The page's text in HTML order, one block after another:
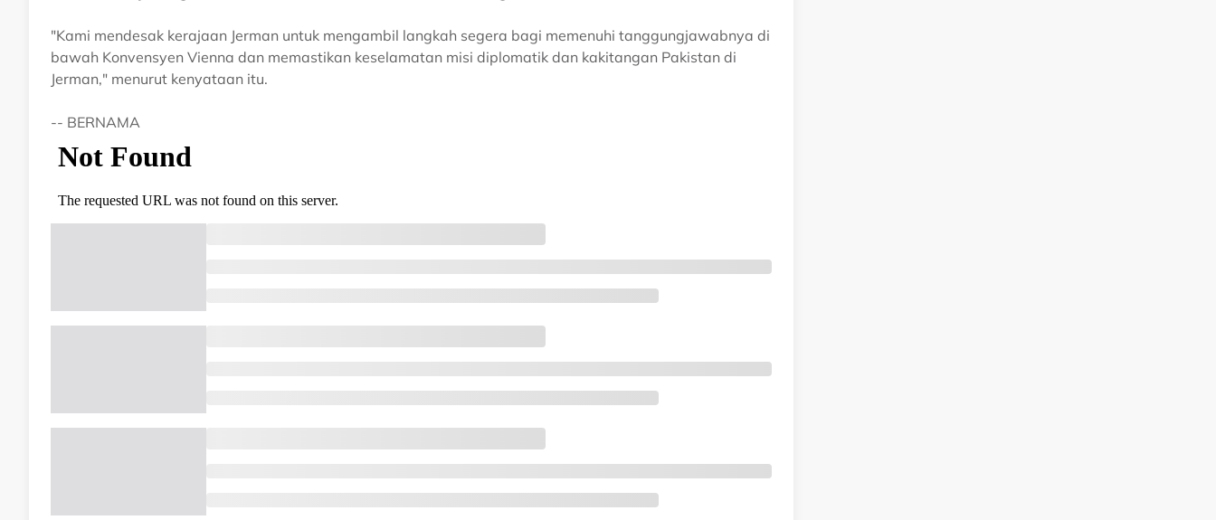
"Kami mendesak kerajaan Jerman untuk mengambil langkah segera bagi memenuhi tanggungjawabnya di
bawah Konvensyen Vienna dan memastikan keselamatan misi diplomatik dan kakitangan Pakistan di
Jerman," menurut kenyataan itu.
-- BERNAMA